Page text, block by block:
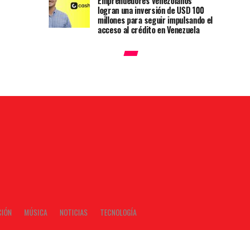
logran una inversión de USD 100
millones para seguir impulsando el
acceso al crédito en Venezuela
MÚSICA NOTICIAS TECNOLOGÍA